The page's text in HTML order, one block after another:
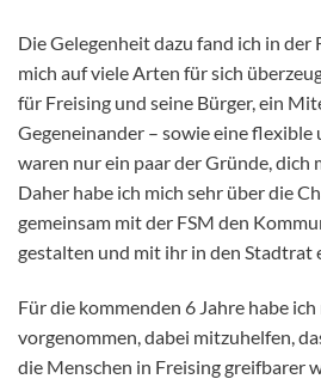
Die Gelegenheit dazu fand ich in
mich auf viele Arten für sich
für Freising und seine Bürger, ein
Gegeneinander – sowie eine flexible
waren nur ein paar der Gründe, dich
Daher habe ich mich sehr über die
gemeinsam mit der FSM den
gestalten und mit ihr in den Stadtrat
Für die kommenden 6 Jahre habe
vorgenommen, dabei mitzuhelfen,
die Menschen in Freising greifbarer